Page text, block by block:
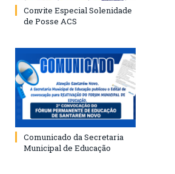
Convite Especial Solenidade
de Posse ACS
Comunicado da Secretaria
Municipal de Educação